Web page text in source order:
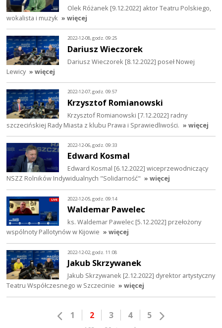
Olek Różanek [9.12.2022] aktor Teatru Polskiego,
wokalista i muzyk » więcej
2022-12-08, godz. 09:25
Dariusz Wieczorek
Dariusz Wieczorek [8.12.2022] poseł Nowej
Lewicy » więcej
2022-12-07, godz. 09:57
Krzysztof Romianowski
Krzysztof Romianowski [7.12.2022] radny
szczecińskiej Rady Miasta z klubu Prawa i Sprawiedliwości. » więcej
2022-12-06, godz. 09:33
Edward Kosmal
Edward Kosmal [6.12.2022] wiceprzewodniczący
NSZZ Rolników Indywidualnych "Solidarność" » więcej
2022-12-05, godz. 09:14
Waldemar Pawelec
ks. Waldemar Pawelec [5.12.2022] przełożony
wspólnoty Pallotynów w Kijowie » więcej
2022-12-02, godz. 11:08
Jakub Skrzywanek
Jakub Skrzywanek [2.12.2022] dyrektor artystyczny
Teatru Współczesnego w Szczecinie » więcej
1 2 3 4 5